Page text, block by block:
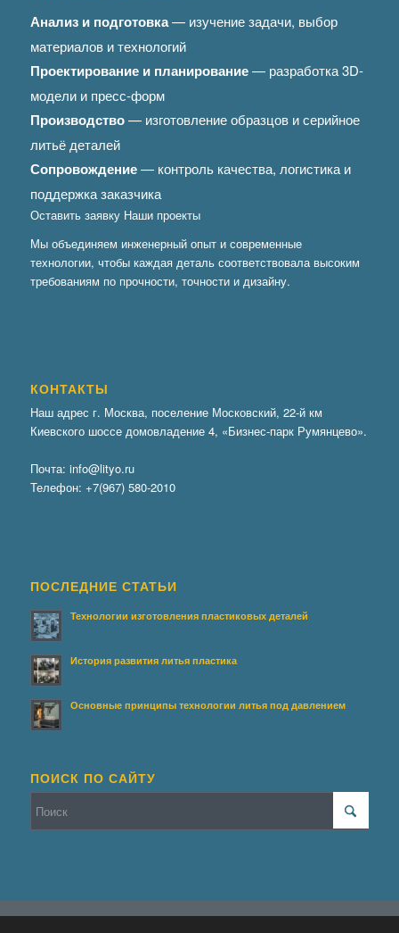
Анализ и подготовка— изучение задачи, выбор
материалов и технологий
Проектирование и планирование— разработка 3D-
модели и пресс-форм
Производство— изготовление образцов и серийное
литьё деталей
Сопровождение— контроль качества, логистика и
поддержка заказчика
Оставить заявку Наши проекты
Мы объединяем инженерный опыт и современные
технологии, чтобы каждая деталь соответствовала высоким
требованиям по прочности, точности и дизайну.
КОНТАКТЫ
Наш адрес г. Москва, поселение Московский, 22-й км
Киевского шоссе домовладение 4, «Бизнес-парк Румянцево».
Почта: info@lityo.ru
Телефон: +7(967) 580-2010
ПОСЛЕДНИЕ СТАТЬИ
Технологии изготовления пластиковых деталей
История развития литья пластика
Основные принципы технологии литья под давлением
ПОИСК ПО САЙТУ